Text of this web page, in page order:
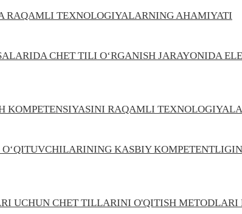
RAQAMLI TEXNOLOGIYALARNING AHAMIYATI
CHET TILI O‘RGANISH JARAYONIDA
KOMPETENSIYASINI RAQAMLI
KASBIY
UCHUN CHET TILLARINI O'QITISH